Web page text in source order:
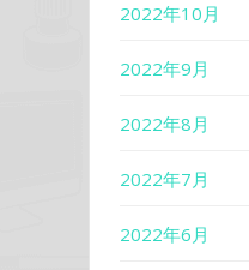
2022年10月
2022年9月
2022年8月
2022年7月
2022年6月